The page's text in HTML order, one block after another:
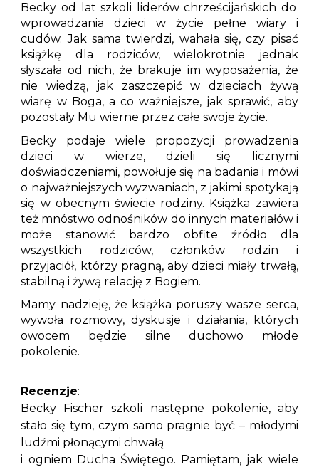
Becky od lat szkoli liderów chrześcijańskich do
wprowadzania dzieci w życie pełne wiary i
cudów. Jak sama twierdzi, wahała się, czy pisać
książkę dla rodziców, wielokrotnie jednak
słyszała od nich, że brakuje im wyposażenia, że
nie wiedzą, jak zaszczepić w dzieciach żywą
wiarę w Boga, a co ważniejsze, jak sprawić, aby
pozostały Mu wierne przez całe swoje życie.
Becky podaje wiele propozycji prowadzenia
dzieci w wierze, dzieli się licznymi
doświadczeniami, powołuje się na badania i mówi
o najważniejszych wyzwaniach, z jakimi spotykają
się w obecnym świecie rodziny. Książka zawiera
też mnóstwo odnośników do innych materiałów i
może stanowić bardzo obfite źródło dla
wszystkich rodziców, członków rodzin i
przyjaciół, którzy pragną, aby dzieci miały trwałą,
stabilną i żywą relację z Bogiem.
Mamy nadzieję, że książka poruszy wasze serca,
wywoła rozmowy, dyskusje i działania, których
owocem będzie silne duchowo młode
pokolenie.
Recenzje:
Becky Fischer szkoli następne pokolenie, aby
stało się tym, czym samo pragnie być – młodymi
ludźmi płonącymi chwałą
i ogniem Ducha Świętego. Pamiętam, jak wiele